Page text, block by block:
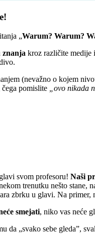
„Warum? Warum?
znanja kroz različite medije
(nevažno o kojem
pomislite „ovo nikada
svom profesoru! Naši
trenutku nešto stane,
zbrku u glavi. Na
smejati, niko vas neće
da „svako sebe gleda”,